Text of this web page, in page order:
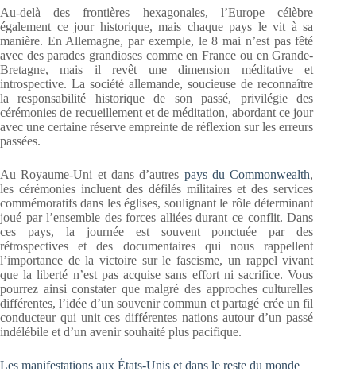
Au-delà des frontières hexagonales, l’Europe célèbre
également ce jour historique, mais chaque pays le vit à sa
manière. En Allemagne, par exemple, le 8 mai n’est pas fêté
avec des parades grandioses comme en France ou en Grande-
Bretagne, mais il revêt une dimension méditative et
introspective. La société allemande, soucieuse de reconnaître
la responsabilité historique de son passé, privilégie des
cérémonies de recueillement et de méditation, abordant ce jour
avec une certaine réserve empreinte de réflexion sur les erreurs
passées.
Au Royaume-Uni et dans d’autres pays du Commonwealth,
les cérémonies incluent des défilés militaires et des services
commémoratifs dans les églises, soulignant le rôle déterminant
joué par l’ensemble des forces alliées durant ce conflit. Dans
ces pays, la journée est souvent ponctuée par des
rétrospectives et des documentaires qui nous rappellent
l’importance de la victoire sur le fascisme, un rappel vivant
que la liberté n’est pas acquise sans effort ni sacrifice. Vous
pourrez ainsi constater que malgré des approches culturelles
différentes, l’idée d’un souvenir commun et partagé crée un fil
conducteur qui unit ces différentes nations autour d’un passé
indélébile et d’un avenir souhaité plus pacifique.
Les manifestations aux États-Unis et dans le reste du monde